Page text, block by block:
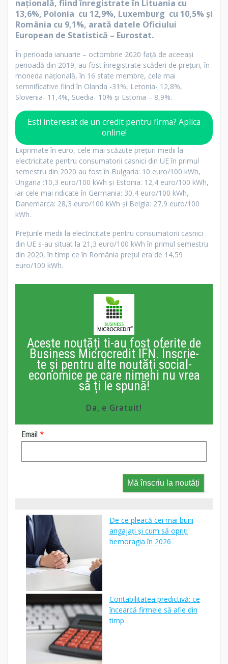
naţională, fiind înregistrate în Lituania cu
13,6%, Polonia cu 12,9%, Luxemburg cu 10,5% şi
România cu 9,1%, arată datele Oficiului
European de Statistică – Eurostat.
În perioada ianuarie – octombrie 2020 față de aceeași
perioadă din 2019, au fost înregistrate scăderi de preţuri, în
moneda naţională, în 16 state membre, cele mai
semnificative fiind în Olanda -31%, Letonia- 12,8%,
Slovenia- 11,4%, Suedia- 10% şi Estonia – 8,9%.
Esti interesat de un credit pentru firma? Aplica
online!
Exprimate în euro, cele mai scăzute preţuri medii la
electricitate pentru consumatorii casnici din UE în primul
semestru din 2020 au fost în Bulgaria: 10 euro/100 kWh,
Ungaria :10,3 euro/100 kWh şi Estonia: 12,4 euro/100 kWh,
iar cele mai ridicate în Germania: 30,4 euro/100 kWh,
Danemarca: 28,3 euro/100 kWh şi Belgia: 27,9 euro/100
kWh.
Preţurile medii la electricitate pentru consumatorii casnici
din UE s-au situat la 21,3 euro/100 kWh în primul semestru
din 2020, în timp ce în România preţul era de 14,59
euro/100 kWh.
Aceste noutăți ti-au fost oferite de
Business Microcredit IFN. Înscrie-
te și pentru alte noutăți social-
economice pe care nimeni nu vrea
să ți le spună!
Da, e Gratuit!
Email *
Mă înscriu la noutăți
De ce pleacă cei mai buni
angajați și cum să opriți
hemoragia în 2026
Contabilitatea predictivă: ce
încearcă firmele să afle din
timp